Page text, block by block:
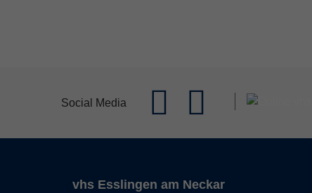
Social Media
vhs Esslingen am Neckar